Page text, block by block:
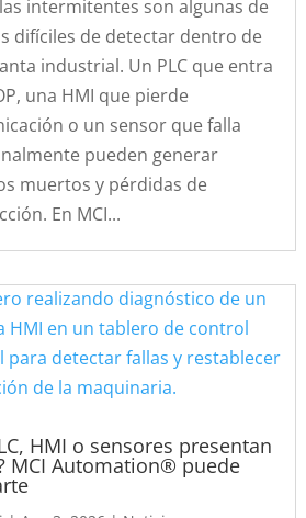
intermitentes son algunas de
difíciles de detectar dentro de
industrial. Un PLC que entra
una HMI que pierde
o un sensor que falla
pueden generar
muertos y pérdidas de
En MCI...
HMI o sensores presentan
MCI Automation® puede